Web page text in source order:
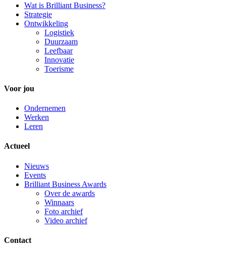
Wat is Brilliant Business?
Strategie
Ontwikkeling
Logistiek
Duurzaam
Leefbaar
Innovatie
Toerisme
Voor jou
Ondernemen
Werken
Leren
Actueel
Nieuws
Events
Brilliant Business Awards
Over de awards
Winnaars
Foto archief
Video archief
Contact